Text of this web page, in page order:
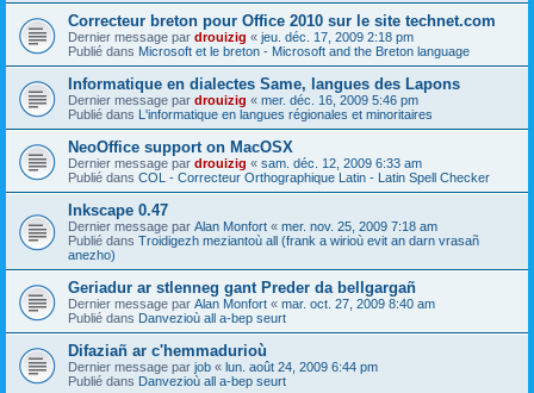
Correcteur breton pour Office 2010 sur le site technet.com
Dernier message par drouizig « jeu. déc. 17, 2009 2:18 pm
Publié dans Microsoft et le breton - Microsoft and the Breton language
Informatique en dialectes Same, langues des Lapons
Dernier message par drouizig « mer. déc. 16, 2009 5:46 pm
Publié dans L'informatique en langues régionales et minoritaires
NeoOffice support on MacOSX
Dernier message par drouizig « sam. déc. 12, 2009 6:33 am
Publié dans COL - Correcteur Orthographique Latin - Latin Spell Checker
Inkscape 0.47
Dernier message par Alan Monfort « mer. nov. 25, 2009 7:18 am
Publié dans Troidigezh meziantoù all (frank a wirioù evit an darn vrasañ
anezho)
Geriadur ar stlenneg gant Preder da bellgargañ
Dernier message par Alan Monfort « mar. oct. 27, 2009 8:40 am
Publié dans Danvezioù all a-bep seurt
Difaziañ ar c'hemmadurioù
Dernier message par job « lun. août 24, 2009 6:44 pm
Publié dans Danvezioù all a-bep seurt